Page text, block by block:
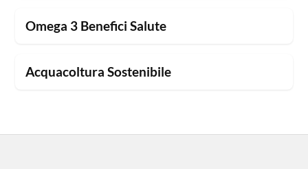
Omega 3 Benefici Salute
Acquacoltura Sostenibile